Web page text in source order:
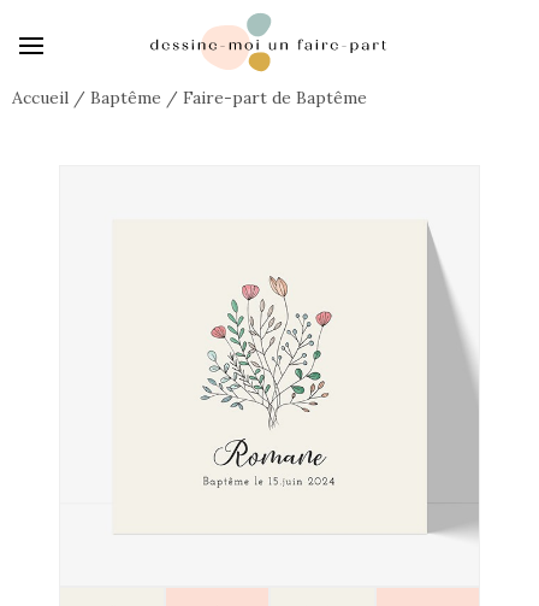
Accueil / Baptême / Faire-part de Baptême